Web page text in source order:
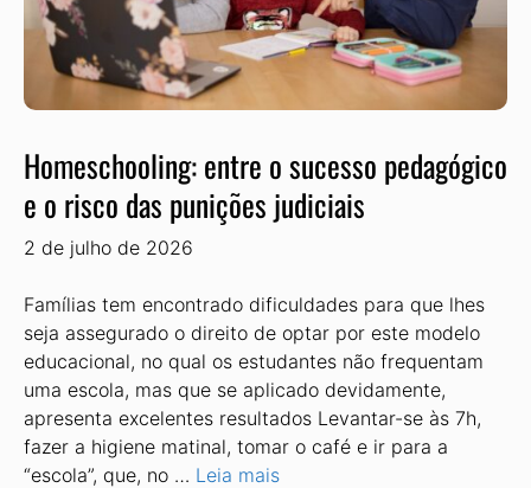
Homeschooling: entre o sucesso pedagógico
e o risco das punições judiciais
2 de julho de 2026
Famílias tem encontrado dificuldades para que lhes
seja assegurado o direito de optar por este modelo
educacional, no qual os estudantes não frequentam
uma escola, mas que se aplicado devidamente,
apresenta excelentes resultados Levantar-se às 7h,
fazer a higiene matinal, tomar o café e ir para a
“escola”, que, no … Leia mais